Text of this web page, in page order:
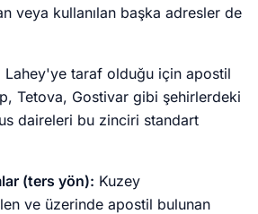
veya kullanılan başka adresler de
Lahey'ye taraf olduğu için apostil
Tetova, Gostivar gibi şehirlerdeki
daireleri bu zinciri standart
(ters yön): Kuzey
ve üzerinde apostil bulunan